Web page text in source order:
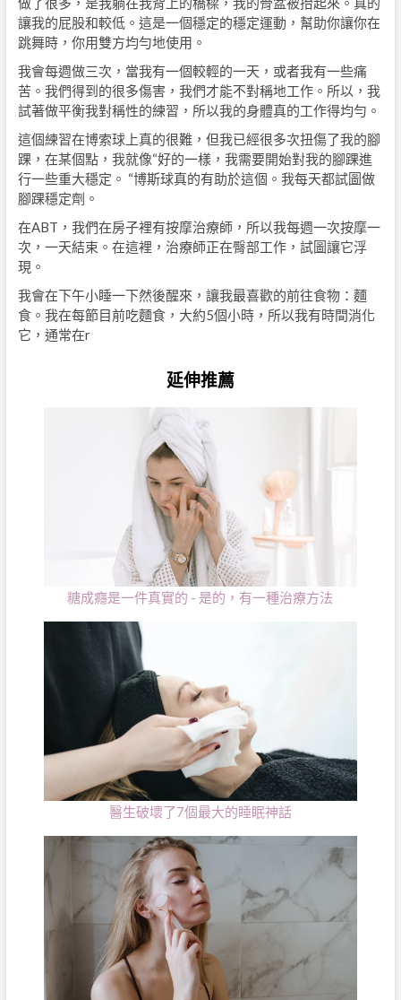
讓我的屁股和較低。這是一個穩定的穩定運動，幫助你讓你在
跳舞時，你用雙方均勻地使用。
我會每週做三次，當我有一個較輕的一天，或者我有一些痛
苦。我們得到的很多傷害，我們才能不對稱地工作。所以，我
試著做平衡我對稱性的練習，所以我的身體真的工作得均勻。
這個練習在博索球上真的很難，但我已經很多次扭傷了我的腳
踝，在某個點，我就像“好的一樣，我需要開始對我的腳踝進
行一些重大穩定。 “博斯球真的有助於這個。我每天都試圖做
腳踝穩定劑。
在ABT，我們在房子裡有按摩治療師，所以我每週一次按摩一
次，一天結束。在這裡，治療師正在臀部工作，試圖讓它浮
現。
我會在下午小睡一下然後醒來，讓我最喜歡的前往食物：麵
食。我在每節目前吃麵食，大約5個小時，所以我有時間消化
它，通常在r
延伸推薦
糖成癮是一件真實的 - 是的，有一種治療方法
醫生破壞了7個最大的睡眠神話